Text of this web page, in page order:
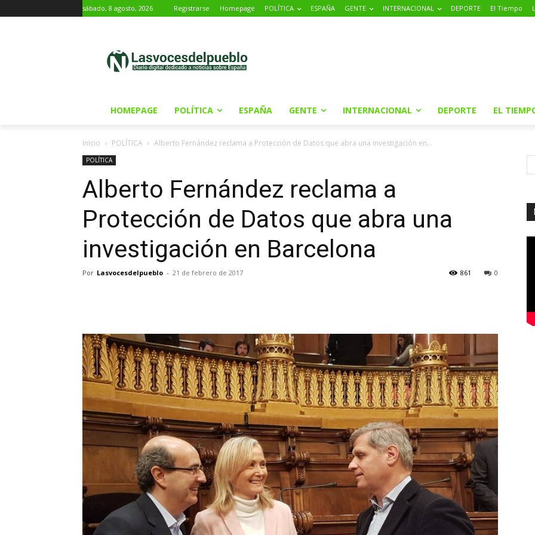
sábado, 8 agosto, 2026 Registrarse Homepage POLÍTICA ESPAÑA GENTE INTERNACIONAL DEPORTE El Tiempo
HOMEPAGE POLÍTICA ESPAÑA GENTE INTERNACIONAL DEPORTE EL
Inicio POLÍTICA Alberto Fernández reclama a Protección de Datos que abra una investigación en...
POLÍTICA
Alberto Fernández reclama a
Protección de Datos que abra una
investigación en Barcelona
Por Lasvocesdelpueblo - 21 de febrero de 2017 0
861